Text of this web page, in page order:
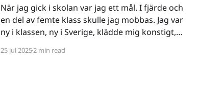
När jag gick i skolan var jag ett mål. I fjärde och
en del av femte klass skulle jag mobbas. Jag var
ny i klassen, ny i Sverige, klädde mig konstigt,
eller knopp. Ett lätt offer. Det började verbalt
25 jul 20252 min read